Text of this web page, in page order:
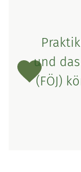
und
(FÖJ)